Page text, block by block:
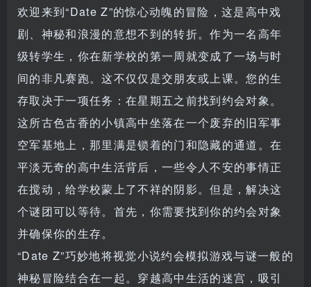
欢迎来到“Date Z”的惊心动魄的冒险，这是高中戏
剧、神秘和浪漫的意想不到的转折。作为一名高年
级转学生，你在新学校的第一周就变成了一场与时
间的非凡赛跑。这不仅仅是交朋友或上课。您的生
存取决于一项任务：在星期五之前找到约会对象。
这所古色古香的小镇高中坐落在一个废弃的旧军事
空军基地上，那里满是锁着的门和隐藏的通道。在
平淡无奇的高中生活背后，一些令人不安的事情正
在搅动，给学校蒙上了不祥的阴影。但是，解决这
个谜团可以等待。首先，你需要找到你的约会对象
并确保你的生存。
“Date Z”巧妙地将视觉小说约会模拟游戏与谜一般的
神秘冒险结合在一起。穿越高中生活的迷宫，吸引